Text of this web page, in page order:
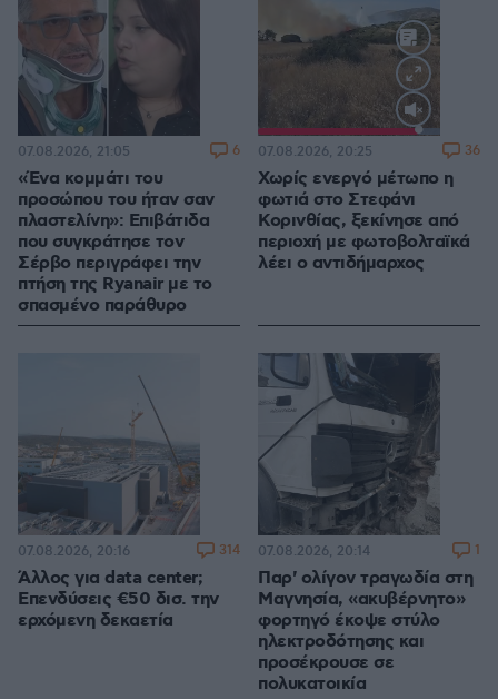
«Ένα κομμάτι του
προσώπου του ήταν σαν
πλαστελίνη»: Επιβάτιδα
που συγκράτησε τον
Σέρβο περιγράφει την
πτήση της Ryanair με το
σπασμένο παράθυρο
07.08.2026, 21:05 6
Loaded:
100.00%
Χωρίς ενεργό μέτωπο η
φωτιά στο Στεφάνι
Κορινθίας, ξεκίνησε από
περιοχή με φωτοβολταϊκά
λέει ο αντιδήμαρχος
07.08.2026, 20:25 36
Άλλος για data center;
Επενδύσεις €50 δισ. την
ερχόμενη δεκαετία
07.08.2026, 20:16 314
Παρ' ολίγον τραγωδία στη
Μαγνησία, «ακυβέρνητο»
φορτηγό έκοψε στύλο
ηλεκτροδότησης και
προσέκρουσε σε
πολυκατοικία
07.08.2026, 20:14 1